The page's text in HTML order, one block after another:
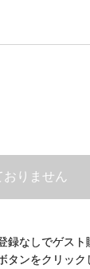
おりません
録なしでゲスト
ンをクリック